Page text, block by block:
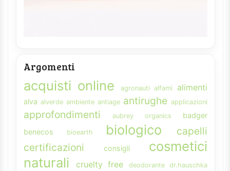
Argomenti
acquisti online agronauti alfamì alimenti
alva alverde ambiente antiage antirughe applicazioni
approfondimenti aubrey organics
badger
benecos
bioearth biologico
capelli
certificazioni
consigli
cosmetici
naturali
cruelty free deodorante
dr.hauschka